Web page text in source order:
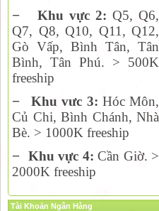
−
Khu vực 2: Q5, Q6,
Q7, Q8, Q10, Q11, Q12,
Gò Vấp, Bình Tân, Tân
Bình, Tân Phú. > 500K
freeship
−
Khu vưc 3: Hóc Môn,
Củ Chi, Bình Chánh, Nhà
Bè. > 1000K freeship
− Khu vực 4:Cần Giờ. >
2000K freeship
Tài Khoản Ngân Hàng